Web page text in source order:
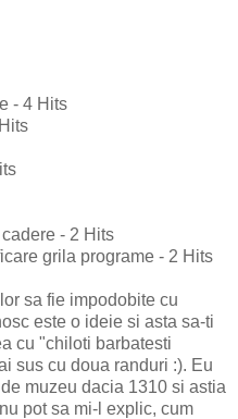
- 4 Hits
- 2 Hits
grila programe - 2 Hits
sa fie impodobite cu
este o ideie si asta sa-ti
cu "chiloti barbatesti
sus cu doua randuri :). Eu
muzeu dacia 1310 si astia
pot sa mi-l explic, cum